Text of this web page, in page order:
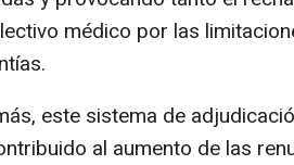
médico por las
este sistema de
al aumento de las